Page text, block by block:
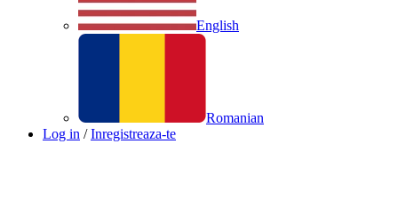
English
Romanian
Log in / Inregistreaza-te